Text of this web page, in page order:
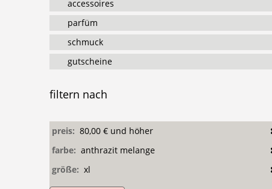
accessoires
parfüm
schmuck
gutscheine
filtern nach
preis: 80,00 € und höher
farbe: anthrazit melange
größe: xl